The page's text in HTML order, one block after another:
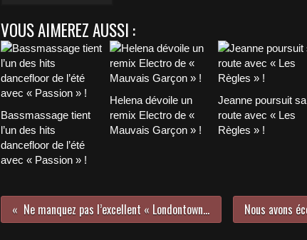
VOUS AIMEREZ AUSSI :
Bassmassage tient
l’un des hits
dancefloor de l’été
avec « Passion » !
Helena dévoile un
remix Electro de «
Mauvais Garçon » !
Jeanne poursuit sa
route avec « Les
Règles » !
Ne manquez pas l’excellent « Londontown » de Sam Quealy !